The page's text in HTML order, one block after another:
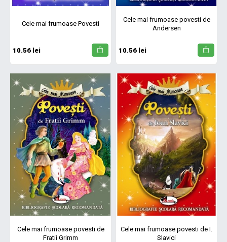
Cele mai frumoase Povesti
10.56 lei
Cele mai frumoase povesti de
Andersen
10.56 lei
Cele mai frumoase povesti de
Fratii Grimm
Cele mai frumoase povesti de I.
Slavici